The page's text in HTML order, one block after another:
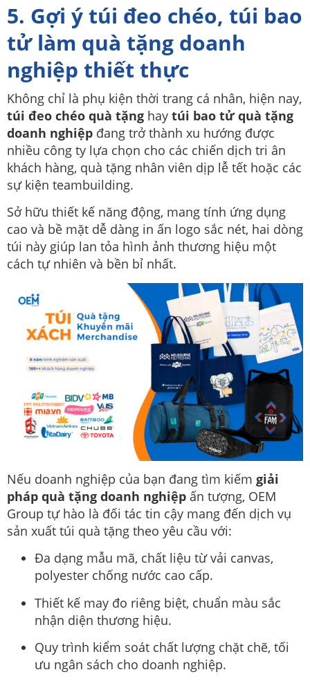
5. Gợi ý túi đeo chéo, túi bao
tử làm quà tặng doanh
nghiệp thiết thực
Không chỉ là phụ kiện thời trang cá nhân, hiện nay,
túi đeo chéo quà tặng hay túi bao tử quà tặng
doanh nghiệp đang trở thành xu hướng được
nhiều công ty lựa chọn cho các chiến dịch tri ân
khách hàng, quà tặng nhân viên dịp lễ tết hoặc các
sự kiện teambuilding.
Sở hữu thiết kế năng động, mang tính ứng dụng
cao và bề mặt dễ dàng in ấn logo sắc nét, hai dòng
túi này giúp lan tỏa hình ảnh thương hiệu một
cách tự nhiên và bền bỉ nhất.
Nếu doanh nghiệp của bạn đang tìm kiếm giải
pháp quà tặng doanh nghiệp ấn tượng, OEM
Group tự hào là đối tác tin cậy mang đến dịch vụ
sản xuất túi quà tặng theo yêu cầu với:
Đa dạng mẫu mã, chất liệu từ vải canvas,
polyester chống nước cao cấp.
Thiết kế may đo riêng biệt, chuẩn màu sắc
nhận diện thương hiệu.
Quy trình kiểm soát chất lượng chặt chẽ, tối
ưu ngân sách cho doanh nghiệp.